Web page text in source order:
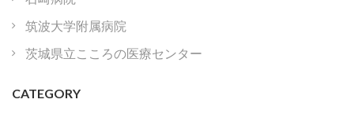
筑波大学附属病院
茨城県立こころの医療センター
CATEGORY